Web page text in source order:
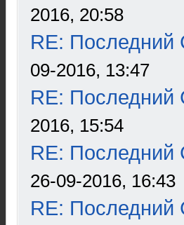
2016, 20:58
RE: Последний
09-2016, 13:47
RE: Последний
2016, 15:54
RE: Последний
26-09-2016, 16:43
RE: Последний